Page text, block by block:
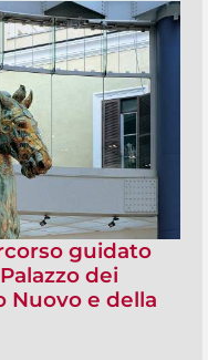
guidato
dei
Nuovo e della